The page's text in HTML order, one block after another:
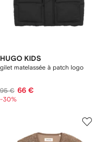
HUGO KIDS
gilet matelassée à patch logo
95 € 66 €
-30%